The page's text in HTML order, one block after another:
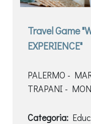
Travel Game
EXPERIENCE"
PALERMO -
TRAPANI -
Categoria: